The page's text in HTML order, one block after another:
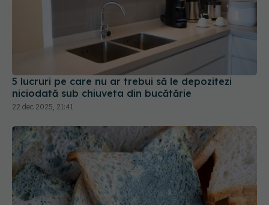
5 lucruri pe care nu ar trebui să le depozitezi
niciodată sub chiuveta din bucătărie
22 dec 2025, 21:41